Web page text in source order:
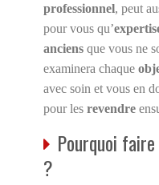
professionnel, peut
pour vous qu’
anciens que vous ne
examinera chaque
avec soin et vous en
pour les revendre
Pourquoi
?